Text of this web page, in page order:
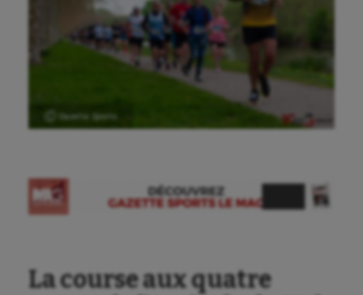
Aéronautique
Ballon au poing
Ⓒ Gazette Sports
La course aux quatre